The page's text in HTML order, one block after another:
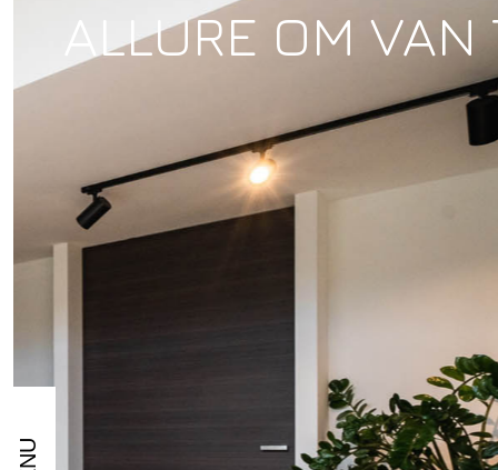
ALLURE OM VAN